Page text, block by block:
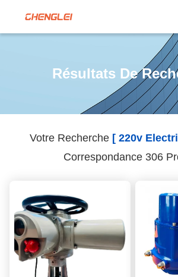
Résultats De
Votre Recherche [ 220v
Correspondance 306